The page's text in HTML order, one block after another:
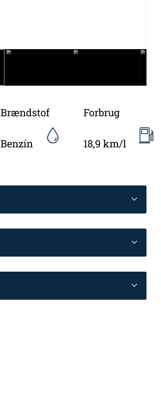
Brændstof
Benzin
Forbrug
18,9 km/l